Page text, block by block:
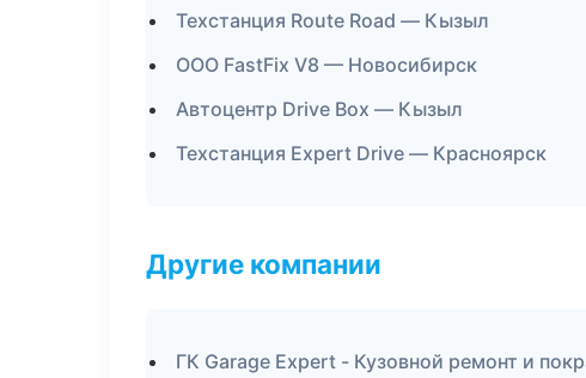
Техстанция Route Road — Кызыл
ООО FastFix V8 — Новосибирск
Автоцентр Drive Box — Кызыл
Техстанция Expert Drive — Красноярск
Другие компании
ГК Garage Expert - Кузовной ремонт и